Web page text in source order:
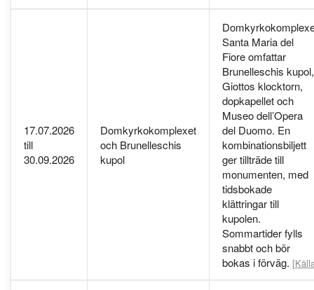
17.07.2026
till
30.09.2026
Domkyrkokomplexet
och Brunelleschis
kupol
Santa Maria del
Fiore omfattar
Brunelleschis kupol,
Giottos klocktorn,
dopkapellet och
Museo dell’Opera
del Duomo. En
kombinationsbiljett
ger tillträde till
monumenten, med
tidsbokade
klättringar till
kupolen.
Sommartider fylls
snabbt och bör
bokas i förväg.